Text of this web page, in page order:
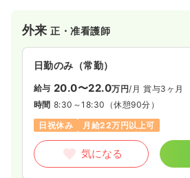
外来正・准看護師
日勤のみ（常勤）
給与 20.0〜22.0万円/月 賞与3ヶ月
時間 8:30～18:30 （休憩90分）
日祝休み
月給22万円以上可
気になる